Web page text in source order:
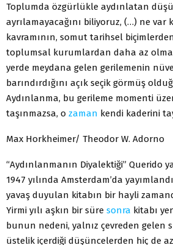
Toplumda özgürlükle aydınlatan
ayrılamayacağını biliyoruz, (…) ne var
kavramının, somut tarihsel
toplumsal kurumlardan daha az
yerde meydana gelen gerilemenin
barındırdığını açık seçik görmüş
Aydınlanma, bu gerileme momenti
taşınmazsa, o zaman kendi kaderini
Max Horkheimer/ Theodor W. Adorno
“Aydınlanmanın Diyalektiği” Querido
1947 yılında Amsterdam’da
yavaş duyulan kitabın bir hayli
Yirmi yılı aşkın bir süre sonra kitabı
bunun nedeni, yalnız çevreden gelen
üstelik içerdiği düşüncelerden hiç de